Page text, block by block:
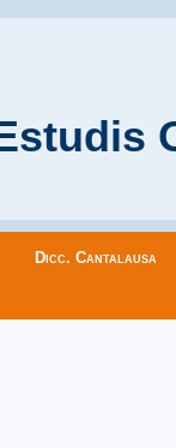
Dicc. Cantalausa